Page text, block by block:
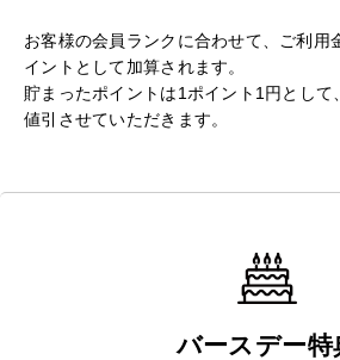
お客様の会員ランクに合わせて、ご利用
イントとして加算されます。
貯まったポイントは1ポイント1円として
値引させていただきます。
バースデー特